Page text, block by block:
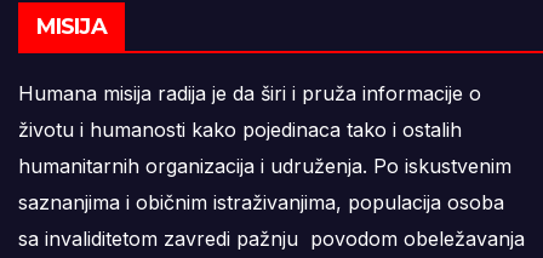
MISIJA
Humana misija radija je da širi i pruža informacije o
životu i humanosti kako pojedinaca tako i ostalih
humanitarnih organizacija i udruženja. Po iskustvenim
saznanjima i običnim istraživanjima, populacija osoba
sa invaliditetom zavredi pažnju povodom obeležavanja